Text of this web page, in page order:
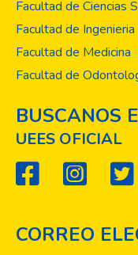
una
Facultad de Ciencias
Facultad de Ingenieria
Facultad de Medicina
Facultad de
BUSCANOS
UEES OFICIAL
CORREO